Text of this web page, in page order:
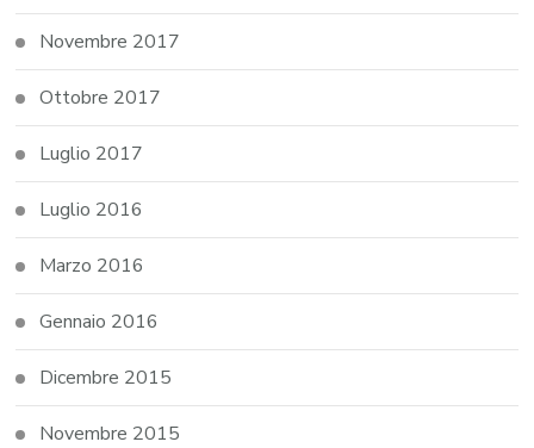
Novembre 2017
Ottobre 2017
Luglio 2017
Luglio 2016
Marzo 2016
Gennaio 2016
Dicembre 2015
Novembre 2015